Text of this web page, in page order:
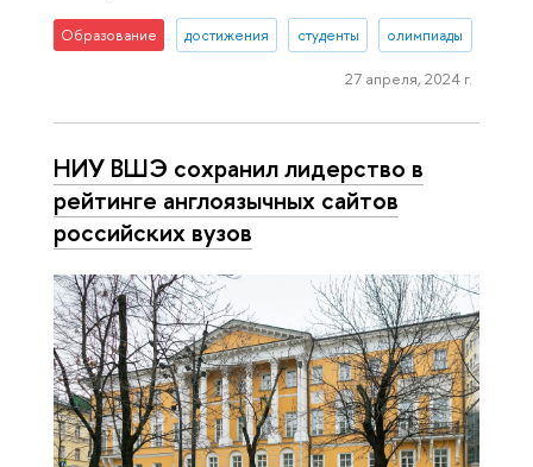
Образование достижения студенты олимпиады
27 апреля, 2024 г.
НИУ ВШЭ сохранил лидерство в
рейтинге англоязычных сайтов
российских вузов